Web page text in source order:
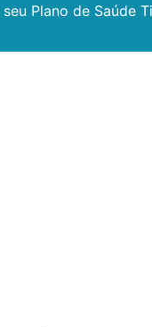
Plano de Saúde